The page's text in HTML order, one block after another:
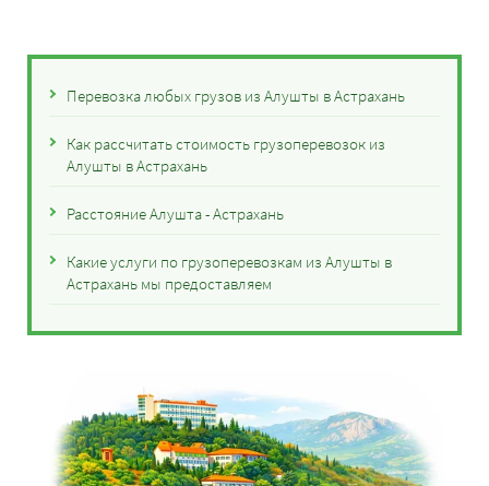
Перевозка любых грузов из Алушты в Астрахань
Как рассчитать стоимость грузоперевозок из
Алушты в Астрахань
Расстояние Алушта - Астрахань
Какие услуги по грузоперевозкам из Алушты в
Астрахань мы предоставляем